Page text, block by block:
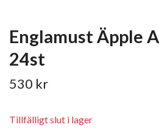
Englamust Äpple
24st
530 kr
Tillfälligt slut i lager